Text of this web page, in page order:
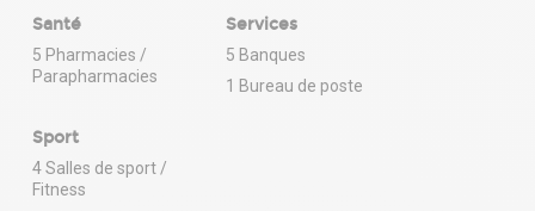
Santé
5 Pharmacies /
Parapharmacies
Services
5 Banques
1 Bureau de poste
Sport
4 Salles de sport /
Fitness